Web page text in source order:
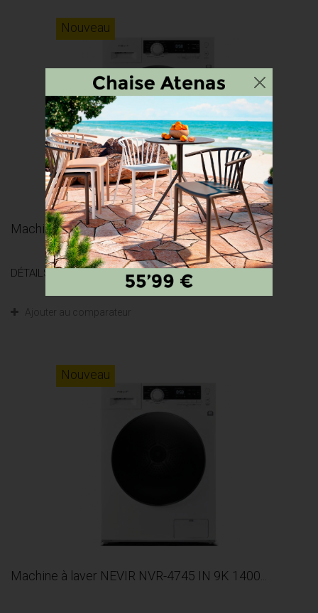
Nouveau
Machine à laver NEVIR NVR-4743IN 12K...
DÉTAILS
Ajouter au comparateur
Nouveau
Machine à laver NEVIR NVR-4745 IN 9K 1400...